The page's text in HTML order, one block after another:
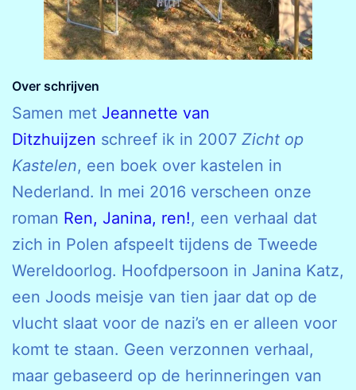
Over schrijven
Samen met Jeannette van
Ditzhuijzen schreef ik in 2007 Zicht op
Kastelen, een boek over kastelen in
Nederland. In mei 2016 verscheen onze
roman Ren, Janina, ren!, een verhaal dat
zich in Polen afspeelt tijdens de Tweede
Wereldoorlog. Hoofdpersoon in Janina Katz,
een Joods meisje van tien jaar dat op de
vlucht slaat voor de nazi’s en er alleen voor
komt te staan. Geen verzonnen verhaal,
maar gebaseerd op de herinneringen van